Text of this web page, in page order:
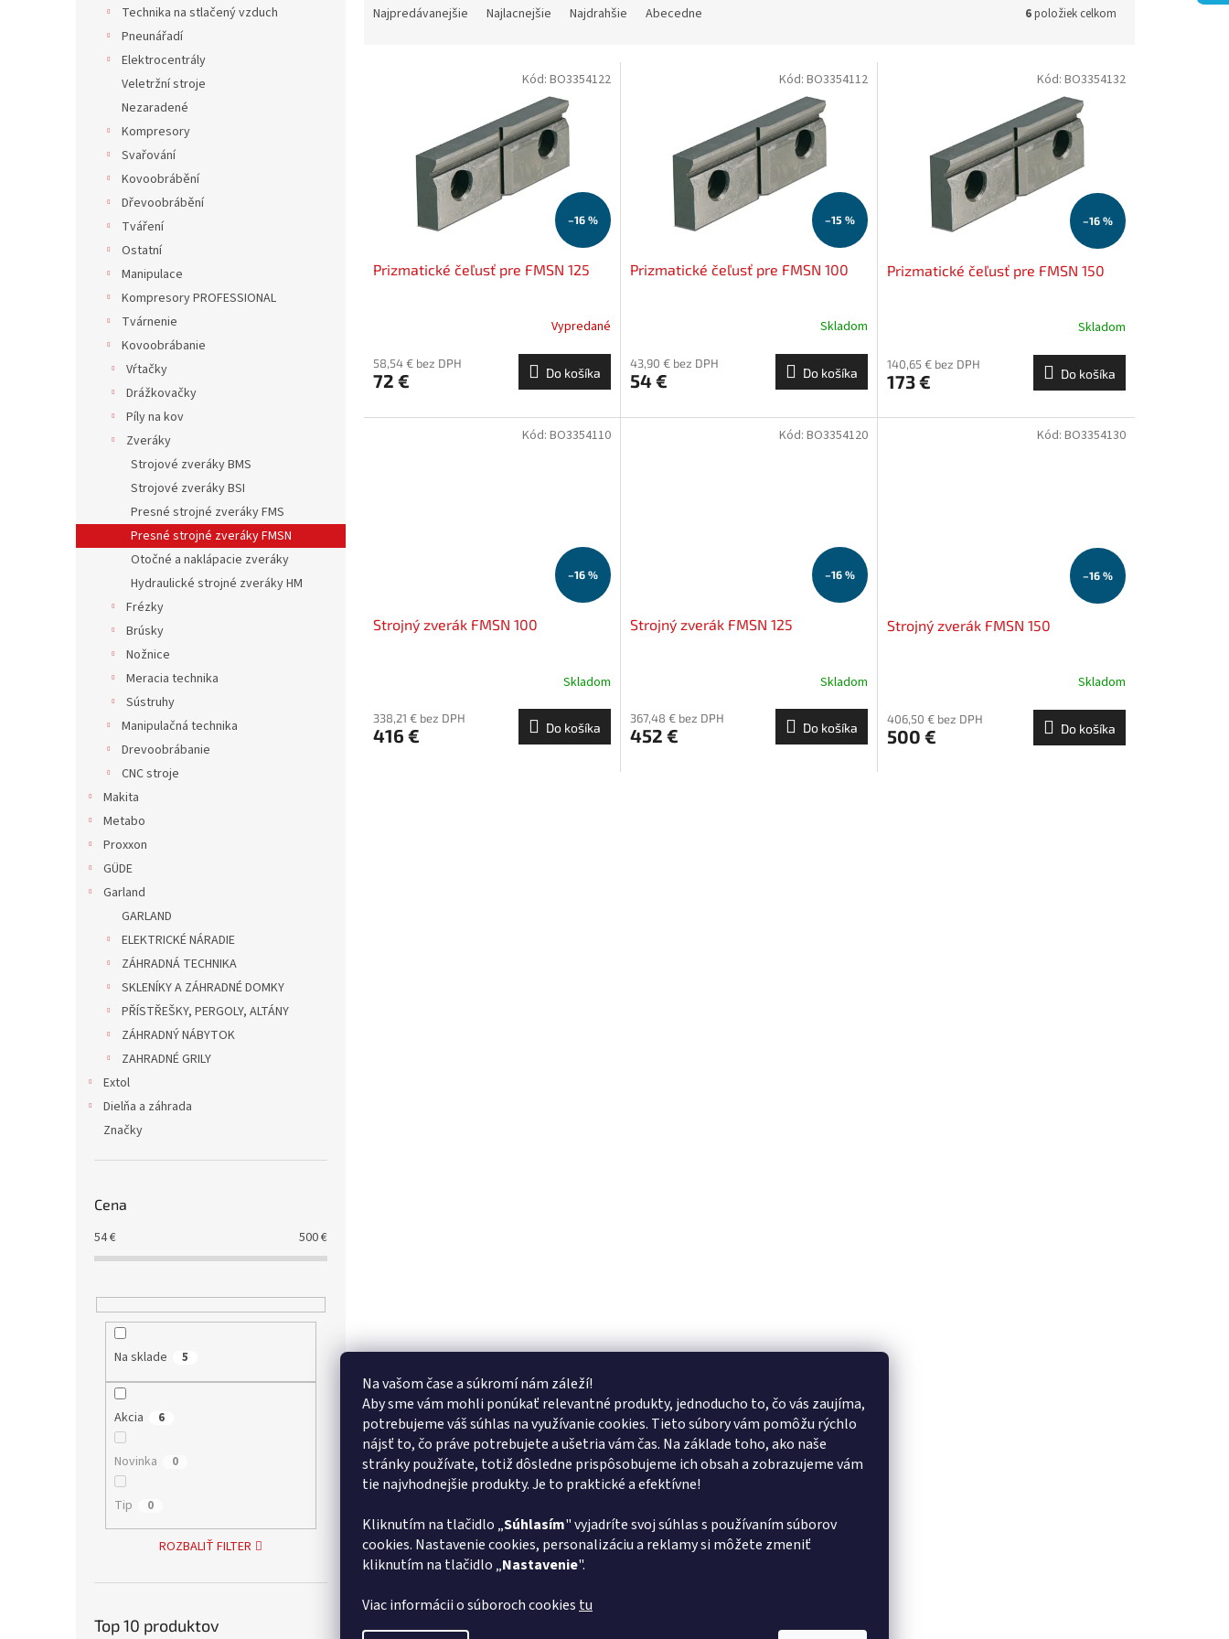
Na vašom čase a súkromí nám záleží!
Aby sme vám mohli ponúkať relevantné produkty, jednoducho to, čo vás zaujíma,
potrebujeme váš súhlas na využívanie cookies. Tieto súbory vám pomôžu rýchlo
nájsť to, čo práve potrebujete a ušetria vám čas. Na základe toho, ako naše
stránky používate, totiž dôsledne prispôsobujeme ich obsah a zobrazujeme vám
tie najvhodnejšie produkty. Je to praktické a efektívne!
Kliknutím na tlačidlo „Súhlasím" vyjadríte svoj súhlas s používaním súborov
cookies. Nastavenie cookies, personalizáciu a reklamy si môžete zmeniť
kliknutím na tlačidlo „Nastavenie".
Viac informácii o súboroch cookies tu
Technika na stlačený vzduch
Pneunářadí
Elektrocentrály
Veletržní stroje
Nezaradené
Kompresory
Svařování
Kovoobrábění
Dřevoobrábění
Tváření
Ostatní
Manipulace
Kompresory PROFESSIONAL
Tvárnenie
Kovoobrábanie
Vŕtačky
Drážkovačky
Píly na kov
Zveráky
Strojové zveráky BMS
Strojové zveráky BSI
Presné strojné zveráky FMS
Presné strojné zveráky FMSN
Otočné a naklápacie zveráky
Hydraulické strojné zveráky HM
Frézky
Brúsky
Nožnice
Meracia technika
Sústruhy
Manipulačná technika
Drevoobrábanie
CNC stroje
Makita
Metabo
Proxxon
GÜDE
Garland
GARLAND
ELEKTRICKÉ NÁRADIE
ZÁHRADNÁ TECHNIKA
SKLENÍKY A ZÁHRADNÉ DOMKY
PŘÍSTŘEŠKY, PERGOLY, ALTÁNY
ZÁHRADNÝ NÁBYTOK
ZAHRADNÉ GRILY
Extol
Dielňa a záhrada
Značky
Cena
54€ 500€
Na sklade 5
Akcia 6
Novinka 0
Tip 0
ROZBALIŤ FILTER
Top 10 produktov
Najpredávanejšie Najlacnejšie Najdrahšie Abecedne 6položiek celkom
–16 %
Prizmatické čeľusť pre FMSN 125
Vypredané
58,54 € bez DPH
72 € Do košíka
Kód: BO3354122
–15 %
Prizmatické čeľusť pre FMSN 100
Skladom
43,90 € bez DPH
54 € Do košíka
Kód: BO3354112
–16 %
Prizmatické čeľusť pre FMSN 150
Skladom
140,65 € bez DPH
173 € Do košíka
Kód: BO3354132
–16 %
Strojný zverák FMSN 100
Skladom
338,21 € bez DPH
416 € Do košíka
Kód: BO3354110
–16 %
Strojný zverák FMSN 125
Skladom
367,48 € bez DPH
452 € Do košíka
Kód: BO3354120
–16 %
Strojný zverák FMSN 150
Skladom
406,50 € bez DPH
500 € Do košíka
Kód: BO3354130